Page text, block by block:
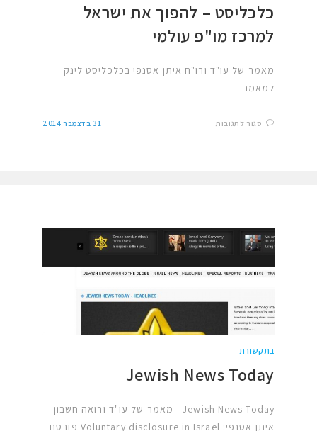
כלכליסט – להפוך את ישראל
למרכז מו"פ עולמי
מאמר של עו"ד ורו"ח איתן אסנפי בכלכליסט לינק
למאמר
סגור לתגובות 31 בדצמבר 2014
בתקשורת
Jewish News Today
Jewish News Today - מאמר של עו"ד ורואה חשבון
איתן אסנפי: Voluntary disclosure in Israel פורסם